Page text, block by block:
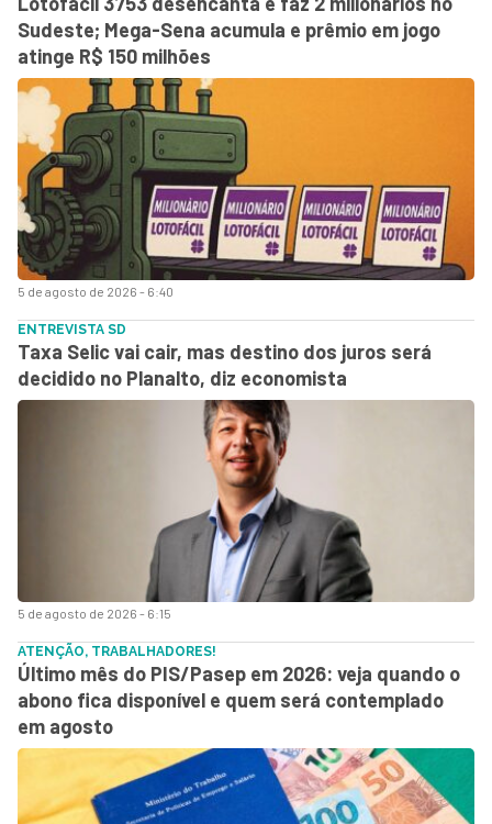
5 de agosto de 2026 - 6:40
Sudeste; Mega-Sena acumula e prêmio em jogo
atinge R$ 150 milhões
5 de agosto de 2026 - 6:15
ENTREVISTA SD
Taxa Selic vai cair, mas destino dos juros será
decidido no Planalto, diz economista
ATENÇÃO, TRABALHADORES!
Último mês do PIS/Pasep em 2026: veja quando o
abono fica disponível e quem será contemplado
em agosto